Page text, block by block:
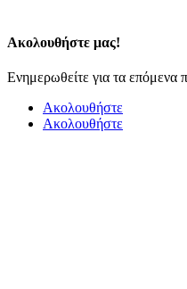
Ακολουθήστε μας!
Ενημερωθείτε για τα επόμενα
Ακολουθήστε
Ακολουθήστε